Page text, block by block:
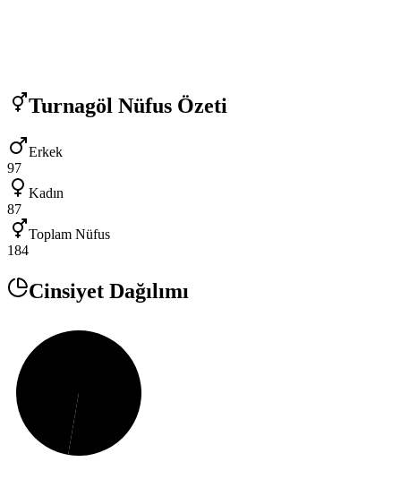
Turnagöl Nüfus Özeti
Erkek
97
Kadın
87
Toplam Nüfus
184
Cinsiyet Dağılımı